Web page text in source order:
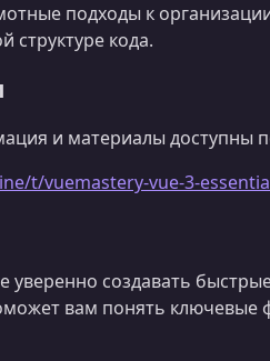
подходы к
структуре кода.
и материалы доступны
t/vuemastery-vue-3-
уверенно создавать
вам понять